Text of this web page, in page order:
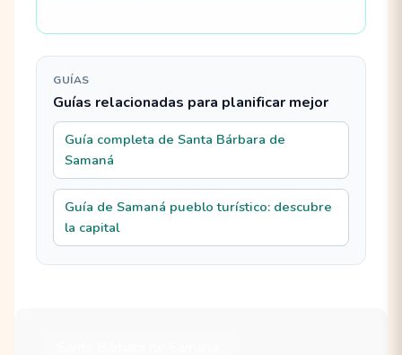
GUÍAS
Guías relacionadas para planificar mejor
Guía completa de Santa Bárbara de
Samaná
Guía de Samaná pueblo turístico: descubre
la capital